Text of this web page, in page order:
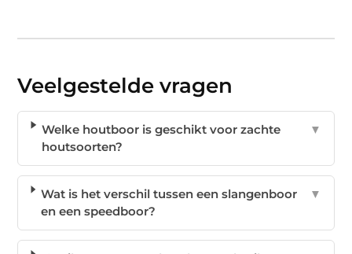
Veelgestelde vragen
Welke houtboor is geschikt voor zachte
houtsoorten?
▼
Wat is het verschil tussen een slangenboor
en een speedboor?
▼